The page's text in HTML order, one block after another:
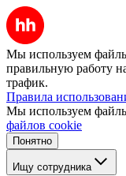
Мы используем
правильную работу
трафик.
Правила
Мы используем
файлов cookie
Понятно
Ищу сотрудника